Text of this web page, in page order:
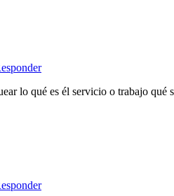
lo qué es él servicio o trabajo qué